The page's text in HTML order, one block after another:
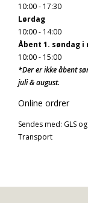
10:00 - 17:30
Lørdag
10:00 - 14:00
Åbent 1. søndag i
10:00 - 15:00
*Der er ikke åbent
juli & august.
Online ordrer
Sendes med: GLS
Transport